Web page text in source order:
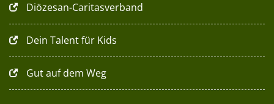
Diözesan-Caritasverband
Dein Talent für Kids
Gut auf dem Weg